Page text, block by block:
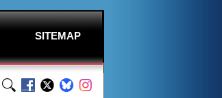
SITEMAP